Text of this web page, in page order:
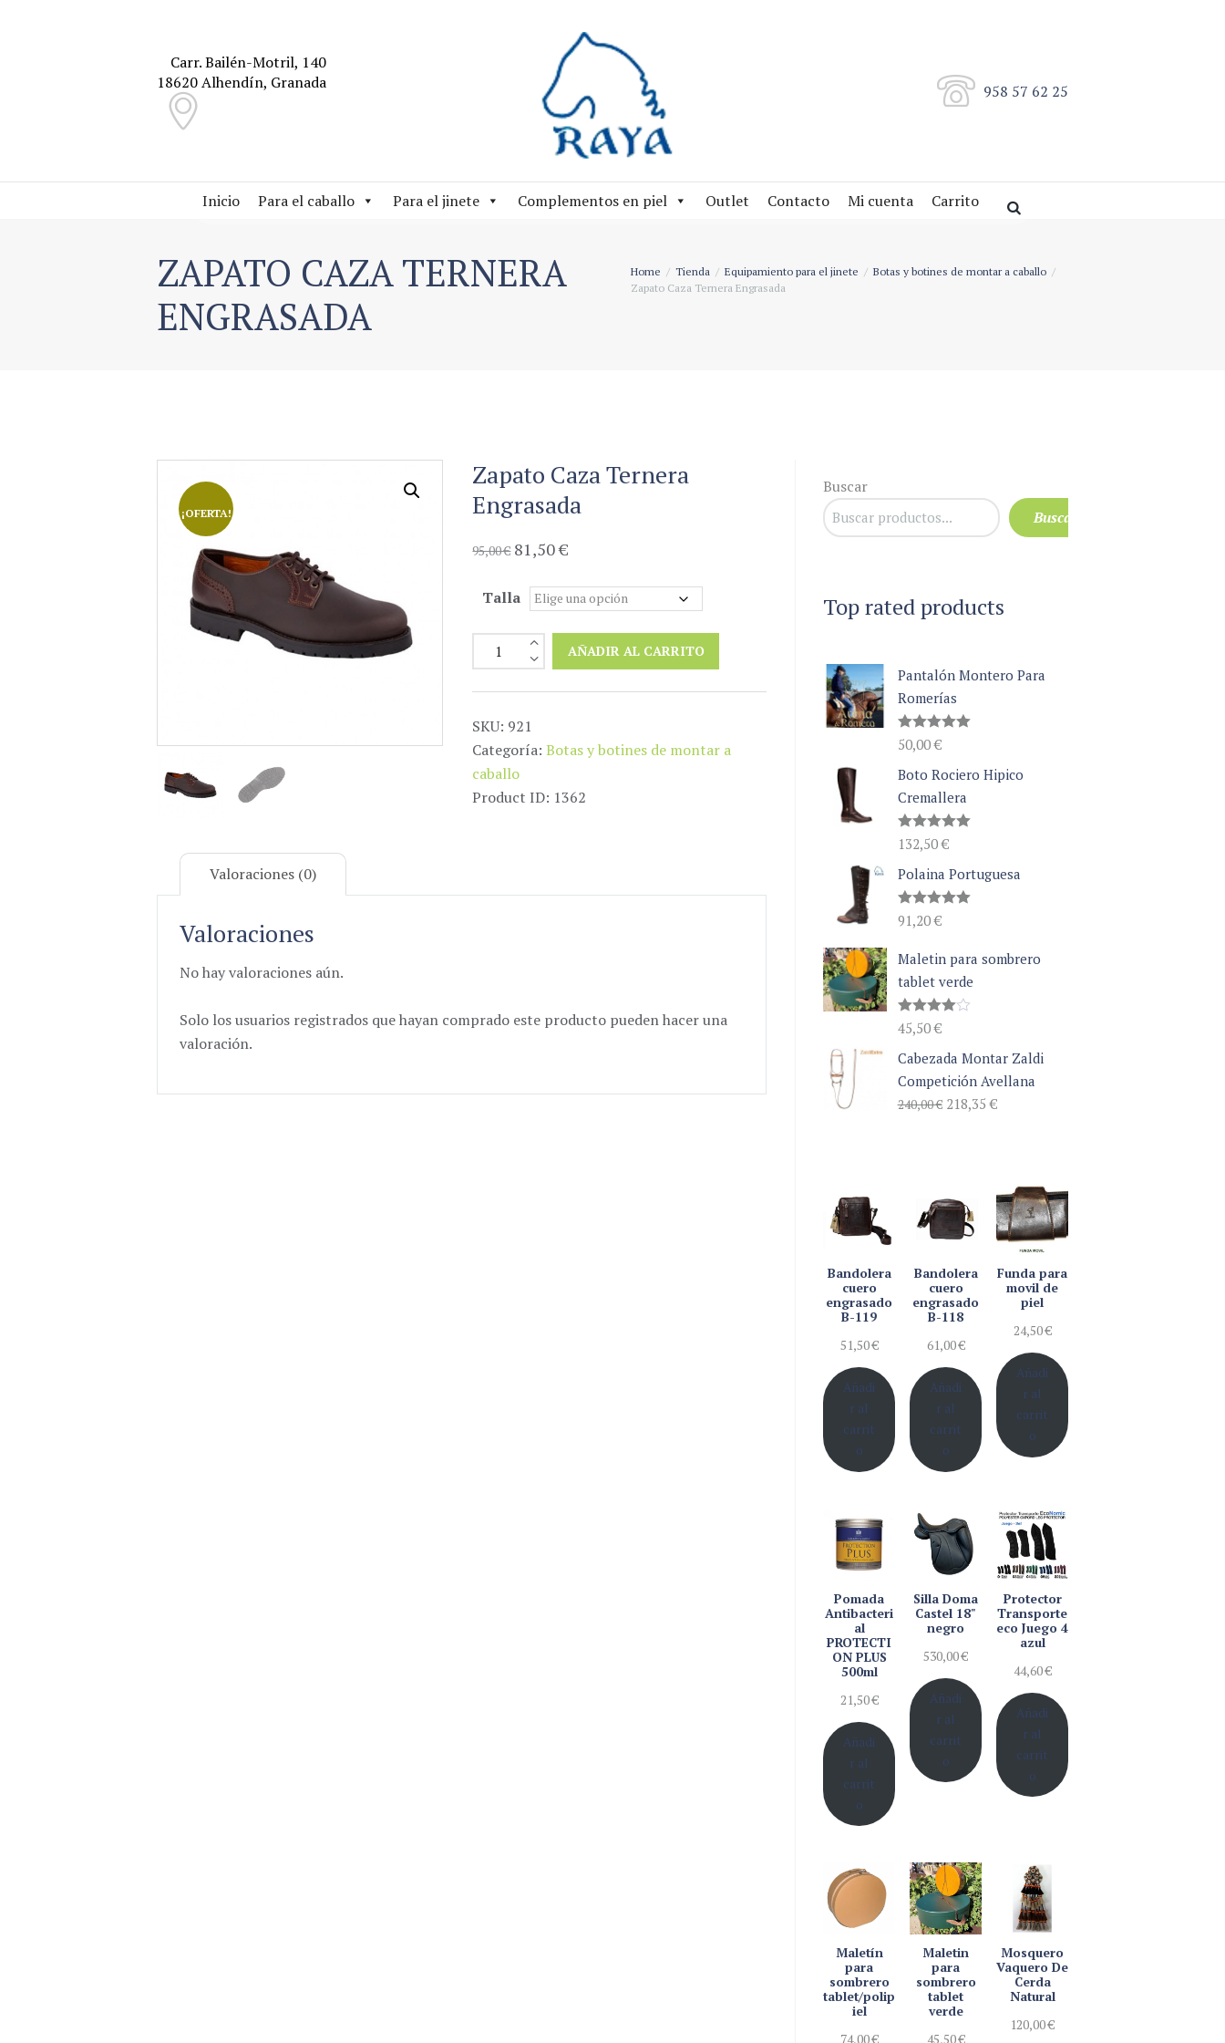
Carr. Bailén-Motril, 140
18620 Alhendín, Granada
958 57 62 25
Inicio Para el caballo Para el jinete Complementos en piel Outlet Contacto Mi cuenta Carrito
ZAPATO CAZA TERNERA
ENGRASADA
Home Tienda Equipamiento para el jinete
Botas y botines de montar a caballo
Zapato Caza Ternera Engrasada
¡OFERTA!
Zapato Caza Ternera
Engrasada
95,00€ El
original
95,00 €.
81,50€
actual
81,50 €.
Talla
Zapato
Caza
Ternera
cantidad
AÑADIR AL CARRITO
SKU: 921
Categoría:Botas y botines de montar a
caballo
Product ID: 1362
Valoraciones (0)
Valoraciones
No hay valoraciones aún.
Solo los usuarios registrados que hayan comprado este producto pueden hacer una
valoración.
Buscar
Buscar
Top rated products
Pantalón Montero Para
Romerías
Valorado
con5.00
de 5
50,00€
Boto Rociero Hipico
Cremallera
Valorado
con5.00
de 5
132,50€
Polaina Portuguesa
Valorado
con5.00
91,20€
Maletin para sombrero
tablet verde
Valorado
con4.00
de 5
45,50€
Cabezada Montar Zaldi
Competición Avellana
240,00€ El
240,00 €.
218,35€El
218,35 €.
Bandolera
cuero
engrasado
B-119
51,50€
Añadi
r al
carrit
o
Bandolera
cuero
engrasado
B-118
61,00€
Añadi
r al
carrit
o
Funda para
movil de
piel
24,50€
Añadi
r al
carrit
o
Pomada
Antibacteri
al
PROTECTI
ON PLUS
500ml
21,50€
Añadi
r al
carrit
o
Silla Doma
Castel 18"
negro
530,00€
Añadi
r al
carrit
o
Protector
Transporte
eco Juego 4
azul
44,60€
Añadi
r al
carrit
o
Maletín
para
sombrero
tablet/polip
iel
74,00€
Maletin
para
sombrero
tablet
verde
45,50€
Mosquero
Vaquero De
Cerda
Natural
120,00€